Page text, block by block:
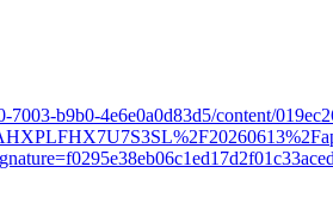
7003-b9b0-4e6e0a0d83d5/content/